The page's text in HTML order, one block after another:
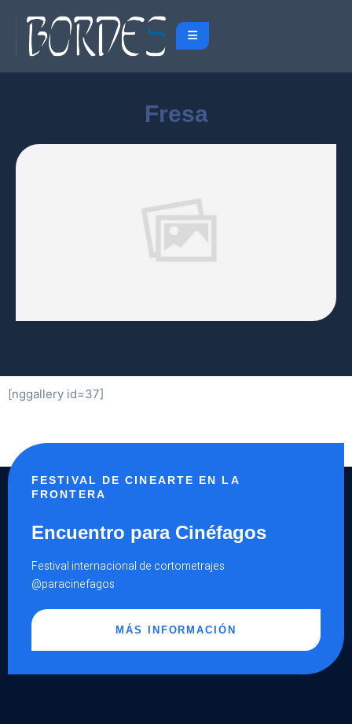
Fresa
[nggallery id=37]
FESTIVAL DE CINEARTE EN LA
FRONTERA
Encuentro para Cinéfagos
Festival internacional de cortometrajes
@paracinefagos
MÁS INFORMACIÓN